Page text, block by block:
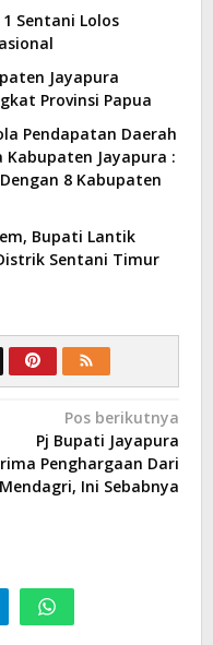
Sentani Lolos
Jayapura
Provinsi Papua
Pendapatan Daerah
Kabupaten Jayapura :
8 Kabupaten
Bupati Lantik
Sentani Timur
Pos berikutnya
Pj Bupati Jayapura
Penghargaan Dari
Mendagri, Ini Sebabnya